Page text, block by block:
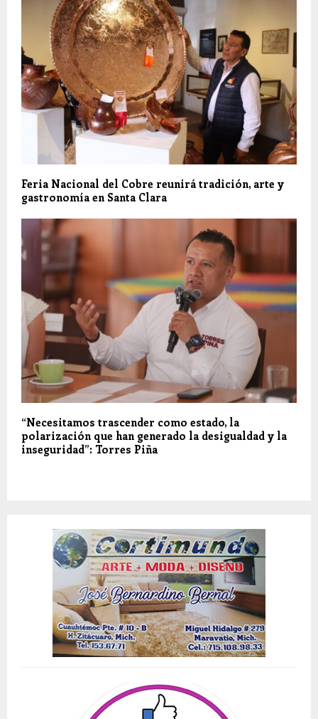
Feria Nacional del Cobre reunirá tradición, arte y
gastronomía en Santa Clara
“Necesitamos trascender como estado, la
polarización que han generado la desigualdad y la
inseguridad”: Torres Piña